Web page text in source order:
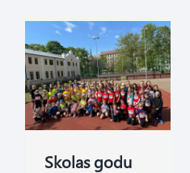
Skolas godu